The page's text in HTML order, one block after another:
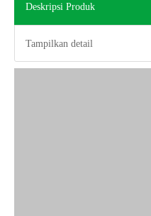
Deskripsi Produk
Tampilkan detail